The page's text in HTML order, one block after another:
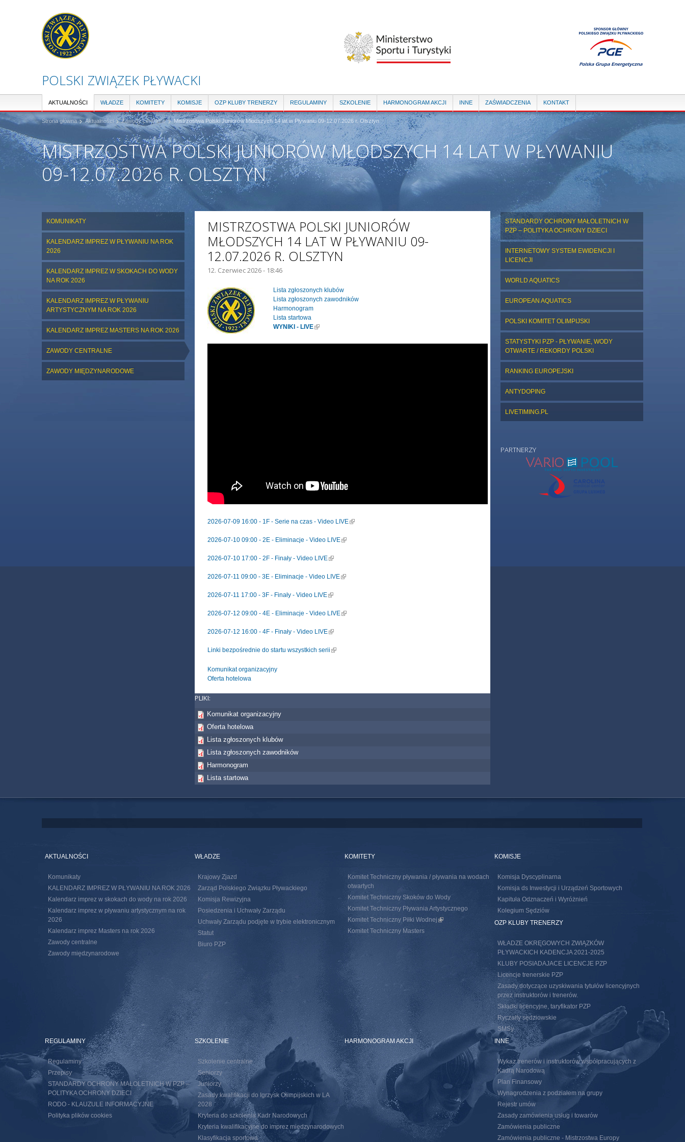
POLSKI ZWIĄZEK PŁYWACKI
AKTUALNOŚCI WŁADZE KOMITETY KOMISJE OZP KLUBY TRENERZY REGULAMINY SZKOLENIE HARMONOGRAM AKCJI INNE ZAŚWIADCZENIA KONTAKT
Strona główna Aktualności Zawody centralne Mistrzostwa Polski Juniorów Młodszych 14 lat w Pływaniu 09-12.07.2026 r. Olsztyn
MISTRZOSTWA POLSKI JUNIORÓW MŁODSZYCH 14 LAT W PŁYWANIU
09-12.07.2026 R. OLSZTYN
KOMUNIKATY
KALENDARZ IMPREZ W PŁYWANIU NA ROK
2026
KALENDARZ IMPREZ W SKOKACH DO WODY
NA ROK 2026
KALENDARZ IMPREZ W PŁYWANIU
ARTYSTYCZNYM NA ROK 2026
KALENDARZ IMPREZ MASTERS NA ROK 2026
ZAWODY CENTRALNE
ZAWODY MIĘDZYNARODOWE
MISTRZOSTWA POLSKI JUNIORÓW
MŁODSZYCH 14 LAT W PŁYWANIU 09-
12.07.2026 R. OLSZTYN
12. Czerwiec 2026 - 18:46
Lista zgłoszonych klubów
Lista zgłoszonych zawodników
Harmonogram
Lista startowa
WYNIKI - LIVE(link is external)
2026-07-09 16:00 - 1F - Serie na czas - Video LIVE(link is external)
2026-07-10 09:00 - 2E - Eliminacje - Video LIVE(link is external)
2026-07-10 17:00 - 2F - Finały - Video LIVE(link is external)
2026-07-11 09:00 - 3E - Eliminacje - Video LIVE(link is external)
2026-07-11 17:00 - 3F - Finały - Video LIVE(link is external)
2026-07-12 09:00 - 4E - Eliminacje - Video LIVE(link is external)
2026-07-12 16:00 - 4F - Finały - Video LIVE(link is external)
Linki bezpośrednie do startu wszystkich serii (link is external)
Komunikat organizacyjny
Oferta hotelowa
PLIKI:
Komunikat organizacyjny
Oferta hotelowa
Lista zgłoszonych klubów
Lista zgłoszonych zawodników
Harmonogram
Lista startowa
STANDARDY OCHRONY MAŁOLETNICH W
PZP – POLITYKA OCHRONY DZIECI
INTERNETOWY SYSTEM EWIDENCJI I
LICENCJI
WORLD AQUATICS
EUROPEAN AQUATICS
POLSKI KOMITET OLIMPIJSKI
STATYSTYKI PZP - PŁYWANIE, WODY
OTWARTE / REKORDY POLSKI
RANKING EUROPEJSKI
ANTYDOPING
LIVETIMING.PL
PARTNERZY
AKTUALNOŚCI
Komunikaty
KALENDARZ IMPREZ W PŁYWANIU NA ROK 2026
Kalendarz imprez w skokach do wody na rok 2026
Kalendarz imprez w pływaniu artystycznym na rok
2026
Kalendarz imprez Masters na rok 2026
Zawody centralne
Zawody międzynarodowe
WŁADZE
Krajowy Zjazd
Zarząd Polskiego Związku Pływackiego
Komisja Rewizyjna
Posiedzenia i Uchwały Zarządu
Uchwały Zarządu podjęte w trybie elektronicznym
Statut
Biuro PZP
KOMITETY
Komitet Techniczny pływania / pływania na wodach
otwartych
Komitet Techniczny Skoków do Wody
Komitet Techniczny Pływania Artystycznego
Komitet Techniczny Piłki Wodnej (link is external)
Komitet Techniczny Masters
KOMISJE
Komisja Dyscyplinarna
Komisja ds Inwestycji i Urządzeń Sportowych
Kapituła Odznaczeń i Wyróżnień
Kolegium Sędziów
OZP KLUBY TRENERZY
WŁADZE OKRĘGOWYCH ZWIĄZKÓW
PŁYWACKICH KADENCJA 2021-2025
KLUBY POSIADAJACE LICENCJE PZP
Licencje trenerskie PZP
Zasady dotyczące uzyskiwania tytułów licencyjnych
przez instruktorów i trenerów.
Składki licencyjne, taryfikator PZP
Ryczałty sędziowskie
SMSy
REGULAMINY
Regulaminy
Przepisy
STANDARDY OCHRONY MAŁOLETNICH W PZP –
POLITYKA OCHRONY DZIECI
RODO - KLAUZULE INFORMACYJNE
Polityka plików cookies
SZKOLENIE
Szkolenie centralne
Seniorzy
Juniorzy
Zasady kwalifikacji do Igrzysk Olimpijskich w LA
2028
Kryteria do szkolenia Kadr Narodowych
Kryteria kwalifikacyjne do imprez miedzynarodowych
Klasyfikacja sportowa
HARMONOGRAM AKCJI INNE
Wykaz trenerów i instruktorów współpracujących z
Kadrą Narodową
Plan Finansowy
Wynagrodzenia z podziałem na grupy
Rejestr umów
Zasady zamówienia usług i towarów
Zamówienia publiczne
Zamówienia publiczne - Mistrzostwa Europy